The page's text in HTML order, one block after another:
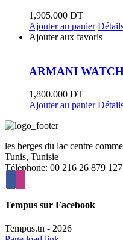
1,905.000 DT
Ajouter au panier
Ajouter aux favoris
ARMANI
1,800.000 DT
Ajouter au panier
les berges du lac centre
Tunis, Tunisie
Téléphone: 00 216 26 879 127
Tempus sur Facebook
Tempus.tn - 2026